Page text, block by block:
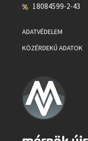
18084599-2-43
ADATVÉDELEM
KÖZÉRDEKŰ ADATOK